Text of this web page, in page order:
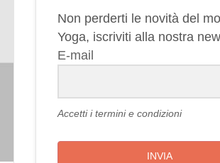
Non perderti le novità del
Yoga, iscriviti alla nostra
E-mail
Accetti i termini e condizioni
INVIA